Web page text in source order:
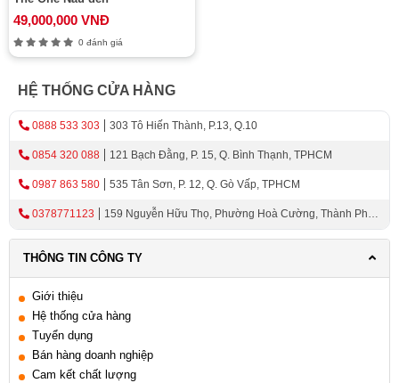
49,000,000 VNĐ
0 đánh giá
HỆ THỐNG CỬA HÀNG
0888 533 303 303 Tô Hiến Thành, P.13, Q.10
0854 320 088 121 Bạch Đằng, P. 15, Q. Bình Thạnh, TPHCM
0987 863 580 535 Tân Sơn, P. 12, Q. Gò Vấp, TPHCM
0378771123
159 Nguyễn Hữu Thọ, Phường Hoà Cường, Thành Phố
THÔNG TIN CÔNG TY
Giới thiệu
Hệ thống cửa hàng
Tuyển dụng
Bán hàng doanh nghiệp
Cam kết chất lượng